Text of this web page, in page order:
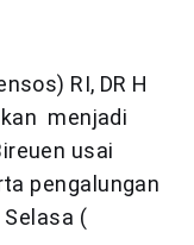
RI, DR H
menjadi
usai
pengalungan
(